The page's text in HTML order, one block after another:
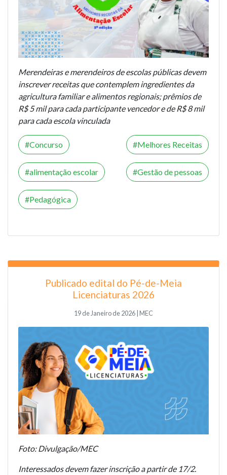
Merendeiras e merendeiros de escolas públicas devem
inscrever receitas que contemplem ingredientes da
agricultura familiar e alimentos regionais; prêmios de
R$ 5 mil para cada participante vencedor e de R$ 8 mil
para cada escola vinculada
Concurso Melhores Receitas
alimentação escolar Gestão de pessoas
Pedagógica
Publicado edital do Pé-de-Meia
Licenciaturas 2026
19 de Janeiro de 2026 | MEC
Foto: Divulgação/MEC
Interessados devem fazer inscrição a partir de 17/2.